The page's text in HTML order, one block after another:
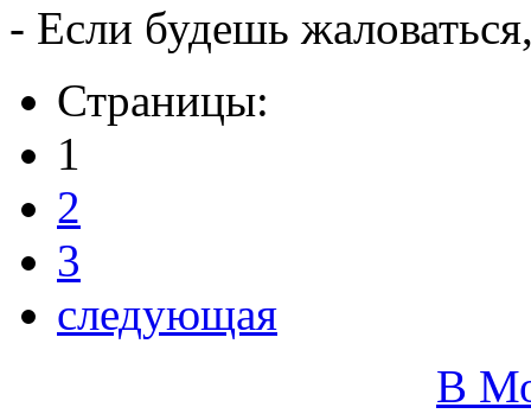
- Если будешь
Страницы:
1
2
3
следующая
В